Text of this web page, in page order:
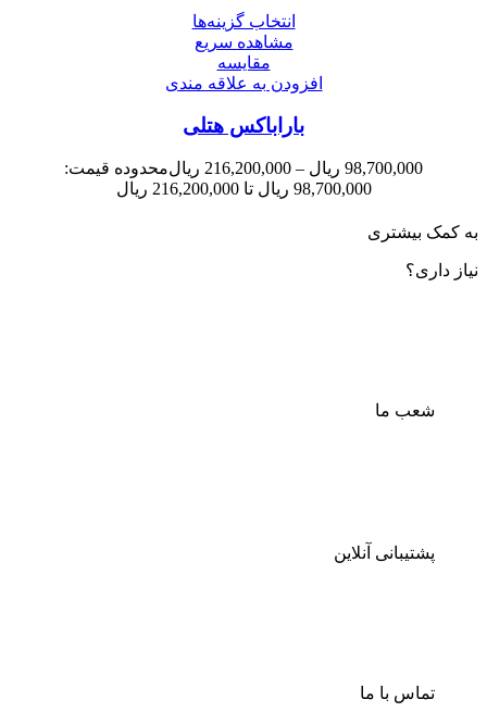
انتخاب گزینه‌ها
مشاهده سریع
مقایسه
افزودن به علاقه مندی
باراباکس هتلی
98,700,000 ریال –
216,200,000 ریالمحدوده قیمت:
98,700,000 ریال تا 216,200,000 ریال
به کمک بیشتری
نیاز داری؟
شعب ما
پشتیبانی آنلاین
تماس با ما